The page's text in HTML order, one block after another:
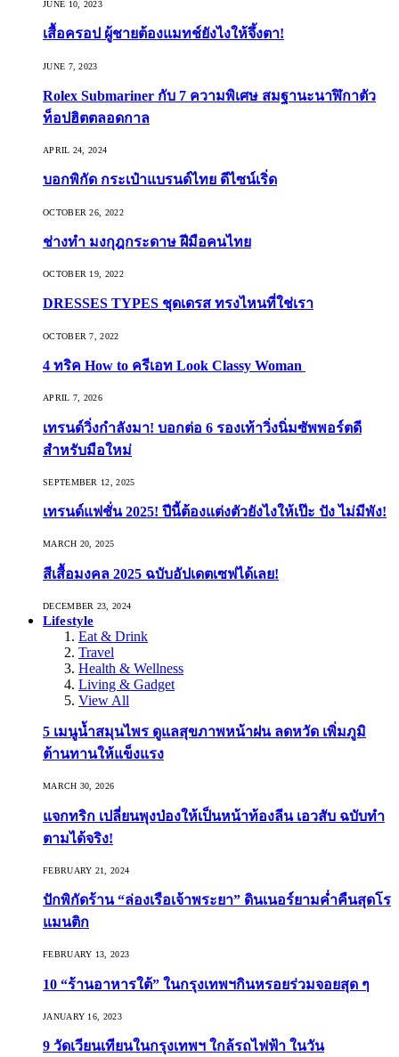
JUNE 10, 2023
เสื้อครอป ผู้ชายต้องแมทช์ยังไงให้จึ้งตา!
JUNE 7, 2023
Rolex Submariner กับ 7 ความพิเศษ สมฐานะนาฬิกาตัว
ท็อปฮิตตลอดกาล
APRIL 24, 2024
บอกพิกัด กระเป๋าแบรนด์ไทย ดีไซน์เริ่ด
OCTOBER 26, 2022
ช่างทำ มงกุฎกระดาษ ฝีมือคนไทย
OCTOBER 19, 2022
DRESSES TYPES ชุดเดรส ทรงไหนที่ใช่เรา
OCTOBER 7, 2022
4 ทริค How to ครีเอท Look Classy Woman
APRIL 7, 2026
เทรนด์วิ่งกำลังมา! บอกต่อ 6 รองเท้าวิ่งนิ่มซัพพอร์ตดี
สำหรับมือใหม่
SEPTEMBER 12, 2025
เทรนด์แฟชั่น 2025! ปีนี้ต้องแต่งตัวยังไงให้เป๊ะ ปัง ไม่มีพัง!
MARCH 20, 2025
สีเสื้อมงคล 2025 ฉบับอัปเดตเซฟได้เลย!
DECEMBER 23, 2024
Lifestyle
Eat & Drink
Travel
Health & Wellness
Living & Gadget
View All
5 เมนูน้ำสมุนไพร ดูแลสุขภาพหน้าฝน ลดหวัด เพิ่มภูมิ
ต้านทานให้แข็งแรง
MARCH 30, 2026
แจกทริก เปลี่ยนพุงป่องให้เป็นหน้าท้องลีน เอวสับ ฉบับทำ
ตามได้จริง!
FEBRUARY 21, 2024
ปักพิกัดร้าน “ล่องเรือเจ้าพระยา” ดินเนอร์ยามค่ำคืนสุดโร
แมนติก
FEBRUARY 13, 2023
10 “ร้านอาหารใต้” ในกรุงเทพฯกินหรอยร่วมจอยสุด ๆ
JANUARY 16, 2023
9 วัดเวียนเทียนในกรุงเทพฯ ใกล้รถไฟฟ้า ในวัน